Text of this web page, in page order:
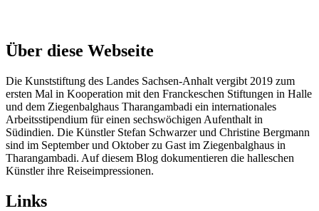
Über diese Webseite
Die Kunststiftung des Landes Sachsen-Anhalt vergibt 2019 zum
ersten Mal in Kooperation mit den Franckeschen Stiftungen in Halle
und dem Ziegenbalghaus Tharangambadi ein internationales
Arbeitsstipendium für einen sechswöchigen Aufenthalt in
Südindien. Die Künstler Stefan Schwarzer und Christine Bergmann
sind im September und Oktober zu Gast im Ziegenbalghaus in
Tharangambadi. Auf diesem Blog dokumentieren die halleschen
Künstler ihre Reiseimpressionen.
Links